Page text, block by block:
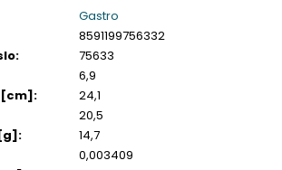
Gastro
8591199756332
:
75633
6,9
[cm]:
24,1
20,5
:
14,7
0,003409